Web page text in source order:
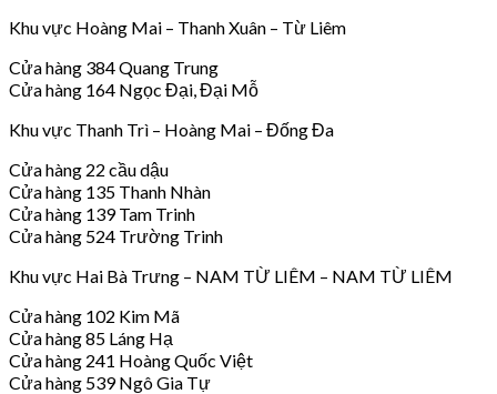
Khu vực Hoàng Mai – Thanh Xuân – Từ Liêm
Cửa hàng 384 Quang Trung
Cửa hàng 164 Ngọc Đại, Đại Mỗ
Khu vực Thanh Trì – Hoàng Mai – Đống Đa
Cửa hàng 22 cầu dậu
Cửa hàng 135 Thanh Nhàn
Cửa hàng 139 Tam Trinh
Cửa hàng 524 Trường Trinh
Khu vực Hai Bà Trưng – NAM TỪ LIÊM – NAM TỪ LIÊM
Cửa hàng 102 Kim Mã
Cửa hàng 85 Láng Hạ
Cửa hàng 241 Hoàng Quốc Việt
Cửa hàng 539 Ngô Gia Tự